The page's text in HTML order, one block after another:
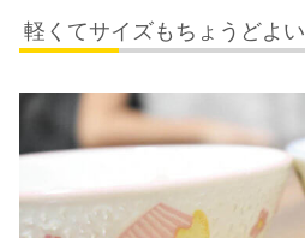
軽くてサイズもちょうどよい